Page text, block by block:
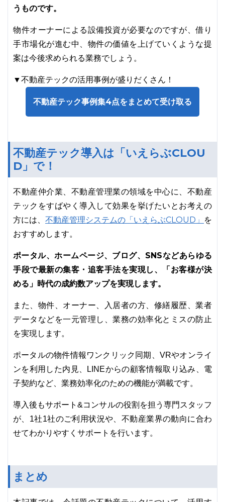
うものです。
物件オーナーによる設備投資が必要なのですが、借り
手市場化が進む中、物件の価値を上げていくような提
案は今後求められる業務でしょう。
▼不動産テックの活用事例が盛りだくさん！
不動産テック事例集4点をまとめて受け取る
不動産テック導入は「いえらぶCLOU
D」で！
不動産仲介業、不動産管理業の領域を中心に、不動産
テックをすばやく導入して効果を挙げたいとお考えの
方には、 不動産管理システムの「いえらぶCLOUD」
を
おすすめします。
ポータル、ホームページ、ブログ、SNSなどあらゆる
手段で最新の集客・追客手法を実現し、「お客様が決
める」時代の成約数アップを実現します。
また、物件、オーナー、入居者の方、修繕履歴、業者
データなどを一元管理し、業務の効率化とミスの防止
を実現します。
ポータルの物件情報ワンクリック同期、VRやオンライ
ンを利用した内見、LINEからの顧客情報取り込み、電
子契約など、業務効率化のための機能が満載です。
導入後もサポート&コンサルの役割を担う専門スタッフ
が、1社1社のご利用状況や、不動産業界の動向に合わ
せてわかりやすくサポートを行います。
まとめ